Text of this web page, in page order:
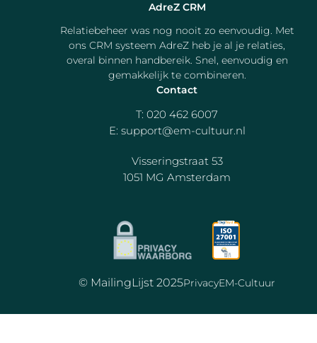
AdreZ CRM
Relatiebeheer was nog nooit zo eenvoudig. Met
ons CRM systeem AdreZ heb je al je relaties,
overal binnen handbereik. Snel, eenvoudig en
gemakkelijk te combineren.
Contact
T: 020 462 6007
E: support@em-cultuur.nl
Visseringstraat 53
1051 MG Amsterdam
© MailingLijst 2025PrivacyEM-Cultuur